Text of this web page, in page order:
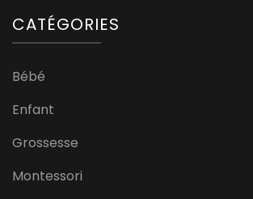
CATÉGORIES
Bébé
Enfant
Grossesse
Montessori